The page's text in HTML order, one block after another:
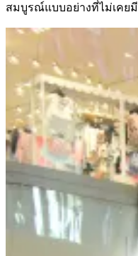
สมบูรณ์แบบอย่างที่ไม่เคย